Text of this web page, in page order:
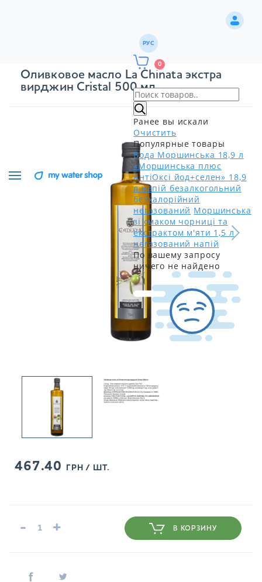
РУС
0
Ранее вы искали
Очистить
Популярные товары
Вода Моршинська 18,9 л
«Моршинська плюс
АнтіОксі йод+селен» 18,9
л напій безалкогольний
безкалорійний
негазований Моршинська
зі смаком чорниці та
екстрактом м'яти 1,5 л
негазований напій
По вашему запросу
ничего не найдено
Оливковое масло La Chinata экстра
вирджин Cristal 500 мл
467.40 ГРН / ШТ.
- + В КОРЗИНУ